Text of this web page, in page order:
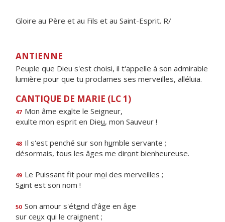
Gloire au Père et au Fils et au Saint-Esprit. R/
ANTIENNE
Peuple que Dieu s'est choisi, il t'appelle à son admirable
lumière pour que tu proclames ses merveilles, alléluia.
CANTIQUE DE MARIE (LC 1)
47 Mon âme exalte le Seigneur,
exulte mon esprit en Dieu, mon Sauveur !
48 Il s'est penché sur son humble servante ;
désormais, tous les âges me diront bienheureuse.
49 Le Puissant fit pour moi des merveilles ;
Saint est son nom !
50 Son amour s'étend d'âge en âge
sur ceux qui le craignent ;